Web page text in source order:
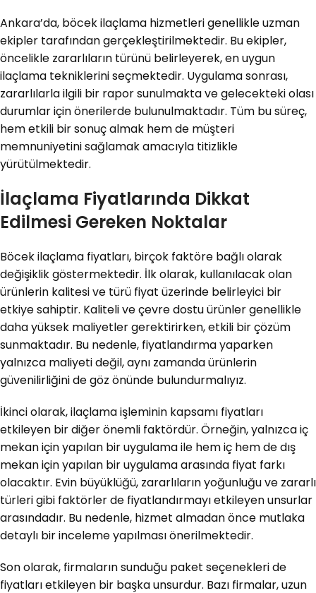
Ankara’da, böcek ilaçlama hizmetleri genellikle uzman
ekipler tarafından gerçekleştirilmektedir. Bu ekipler,
öncelikle zararlıların türünü belirleyerek, en uygun
ilaçlama tekniklerini seçmektedir. Uygulama sonrası,
zararlılarla ilgili bir rapor sunulmakta ve gelecekteki olası
durumlar için önerilerde bulunulmaktadır. Tüm bu süreç,
hem etkili bir sonuç almak hem de müşteri
memnuniyetini sağlamak amacıyla titizlikle
yürütülmektedir.
İlaçlama Fiyatlarında Dikkat
Edilmesi Gereken Noktalar
Böcek ilaçlama fiyatları, birçok faktöre bağlı olarak
değişiklik göstermektedir. İlk olarak, kullanılacak olan
ürünlerin kalitesi ve türü fiyat üzerinde belirleyici bir
etkiye sahiptir. Kaliteli ve çevre dostu ürünler genellikle
daha yüksek maliyetler gerektirirken, etkili bir çözüm
sunmaktadır. Bu nedenle, fiyatlandırma yaparken
yalnızca maliyeti değil, aynı zamanda ürünlerin
güvenilirliğini de göz önünde bulundurmalıyız.
İkinci olarak, ilaçlama işleminin kapsamı fiyatları
etkileyen bir diğer önemli faktördür. Örneğin, yalnızca iç
mekan için yapılan bir uygulama ile hem iç hem de dış
mekan için yapılan bir uygulama arasında fiyat farkı
olacaktır. Evin büyüklüğü, zararlıların yoğunluğu ve zararlı
türleri gibi faktörler de fiyatlandırmayı etkileyen unsurlar
arasındadır. Bu nedenle, hizmet almadan önce mutlaka
detaylı bir inceleme yapılması önerilmektedir.
Son olarak, firmaların sunduğu paket seçenekleri de
fiyatları etkileyen bir başka unsurdur. Bazı firmalar, uzun